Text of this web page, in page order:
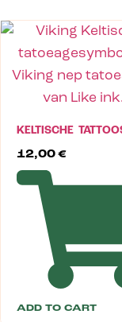
KELTISCHE
12,00 €
ADD TO CART